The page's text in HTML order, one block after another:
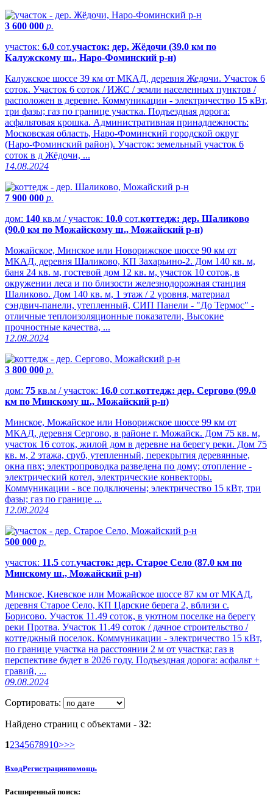
3 600 000 р.
участок: 6.0 сот.участок: дер. Жёдочи (39.0 км по
Калужскому ш., Наро-Фоминский р-н)
Калужское шоссе 39 км от МКАД, деревня Жедочи. Участок 6
соток. Участок 6 соток / ИЖС / земли населенных пунктов /
расположен в деревне. Коммуникации - электричество 15 кВт,
три фазы; газ по границе участка. Подъездная дорога:
асфальтовая крошка. Административная принадлежность:
Московская область, Наро-Фоминский городской округ
(Наро-Фоминский район). Участок: земельный участок 6
соток в д Жёдочи, ...
14.08.2024
7 900 000 р.
дом: 140 кв.м / участок: 10.0 сот.коттедж: дер. Шаликово
(90.0 км по Можайскому ш., Можайский р-н)
Можайское, Минское или Новорижское шоссе 90 км от
МКАД, деревня Шаликово, КП Захарьино-2. Дом 140 кв. м,
баня 24 кв. м, гостевой дом 12 кв. м, участок 10 соток, в
окружении леса и по близости железнодорожная станция
Шаликово. Дом 140 кв. м, 1 этаж / 2 уровня, материал
сэндвич-панели, утепленный, СИП Панели - "До Термос" -
отличные теплоизоляционные показатели, Высокие
прочностные качества, ...
12.08.2024
3 800 000 р.
дом: 75 кв.м / участок: 16.0 сот.коттедж: дер. Сергово (99.0
км по Минскому ш., Можайский р-н)
Минское, Можайское или Новорижское шоссе 99 км от
МКАД, деревня Сергово, в районе г. Можайск. Дом 75 кв. м,
участок 16 соток, жилой дом в деревне на берегу реки. Дом 75
кв. м, 2 этажа, сруб, утепленный, перекрытия деревянные,
окна пвх; электропроводка разведена по дому; отопление -
электрический котел, электрические конвекторы.
Коммуникации - все подключены; электричество 15 кВт, три
фазы; газ по границе ...
12.08.2024
500 000 р.
участок: 11.5 сот.участок: дер. Старое Село (87.0 км по
Минскому ш., Можайский р-н)
Минское, Киевское или Можайское шоссе 87 км от МКАД,
деревня Старое Село, КП Царские берега 2, вблизи с.
Борисово. Участок 11.49 соток, в уютном поселке на берегу
реки Протва. Участок 11.49 соток / дачное строительство /
коттеджный поселок. Коммуникации - электричество 15 кВт,
по границе участка на расстоянии 2 м от участка; газ в
перспективе будет в 2026 году. Подъездная дорога: асфальт +
гравий, ...
09.08.2024
Сортировать:
Найдено страниц с объектами - 32:
12345678910>>>
ВходРегистрацияпомощь
Расширенный поиск: